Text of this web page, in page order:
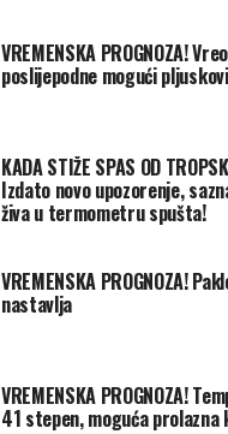
VREMENSKA PROGNOZA!
poslijepodne mogući
KADA STIŽE SPAS OD
Izdato novo upozorenje,
živa u termometru spušta!
VREMENSKA PROGNOZA!
nastavlja
VREMENSKA PROGNOZA!
41 stepen, moguća prolazna